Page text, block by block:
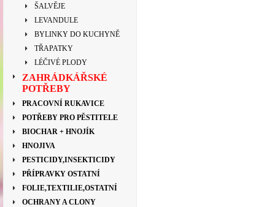
ŠALVĚJE
LEVANDULE
BYLINKY DO KUCHYNĚ
TŘAPATKY
LÉČIVÉ PLODY
ZAHRÁDKÁŘSKÉ
POTŘEBY
PRACOVNÍ RUKAVICE
POTŘEBY PRO PĚSTITELE
BIOCHAR + HNOJÍK
HNOJIVA
PESTICIDY,INSEKTICIDY
PŘÍPRAVKY OSTATNÍ
FOLIE,TEXTILIE,OSTATNÍ
OCHRANY A CLONY